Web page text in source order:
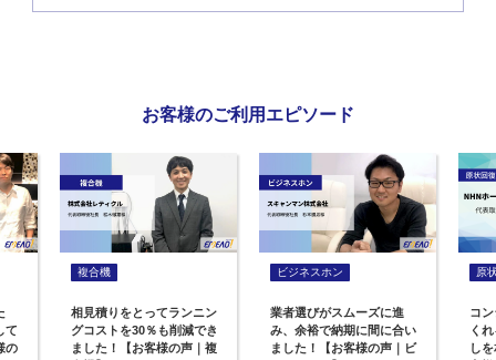
お客様のご利用エピソード
て
の
複合機
相見積りをとってランニン
グコストを30％も削減でき
ました！【お客様の声｜複
ビジネスホン
業者選びがスムーズに進
み、余裕で納期に間に合い
ました！【お客様の声｜ビ
原
コ
く
し